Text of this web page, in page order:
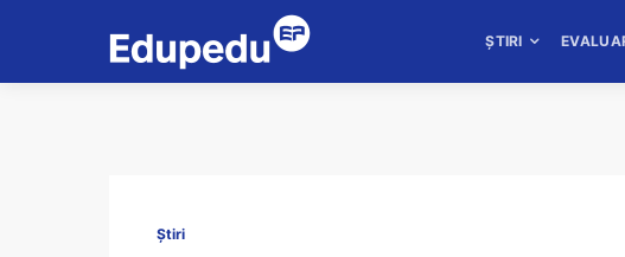
ȘTIRI
Știri